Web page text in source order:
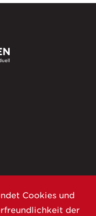
Cookies und
der